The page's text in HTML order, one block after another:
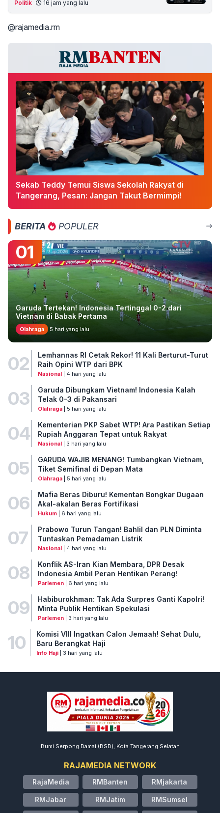
Politik 16 jam yang lalu
@rajamedia.rm
Sekab Teddy Temui Siswa Sekolah Rakyat di
Tangerang, Pesan: Jangan Takut Bermimpi!
BERITA POPULER
01
Garuda Tertekan! Indonesia Tertinggal 0-2 dari
Vietnam di Babak Pertama
Olahraga 5 hari yang lalu
02
Lemhannas RI Cetak Rekor! 11 Kali Berturut-Turut
Raih Opini WTP dari BPK
Nasional| 4 hari yang lalu
03
Garuda Dibungkam Vietnam! Indonesia Kalah
Telak 0-3 di Pakansari
Olahraga| 5 hari yang lalu
04
Kementerian PKP Sabet WTP! Ara Pastikan Setiap
Rupiah Anggaran Tepat untuk Rakyat
Nasional| 3 hari yang lalu
05
GARUDA WAJIB MENANG! Tumbangkan Vietnam,
Tiket Semifinal di Depan Mata
Olahraga| 5 hari yang lalu
06
Mafia Beras Diburu! Kementan Bongkar Dugaan
Akal-akalan Beras Fortifikasi
Hukum| 6 hari yang lalu
07
Prabowo Turun Tangan! Bahlil dan PLN Diminta
Tuntaskan Pemadaman Listrik
Nasional| 4 hari yang lalu
08
Konflik AS-Iran Kian Membara, DPR Desak
Indonesia Ambil Peran Hentikan Perang!
Parlemen| 6 hari yang lalu
09
Habiburokhman: Tak Ada Surpres Ganti Kapolri!
Minta Publik Hentikan Spekulasi
Parlemen| 3 hari yang lalu
10
Komisi VIII Ingatkan Calon Jemaah! Sehat Dulu,
Baru Berangkat Haji
Info Haji| 3 hari yang lalu
Bumi Serpong Damai (BSD), Kota Tangerang Selatan
RAJAMEDIA NETWORK
RajaMedia RMBanten RMjakarta
RMJabar RMJatim RMSumsel